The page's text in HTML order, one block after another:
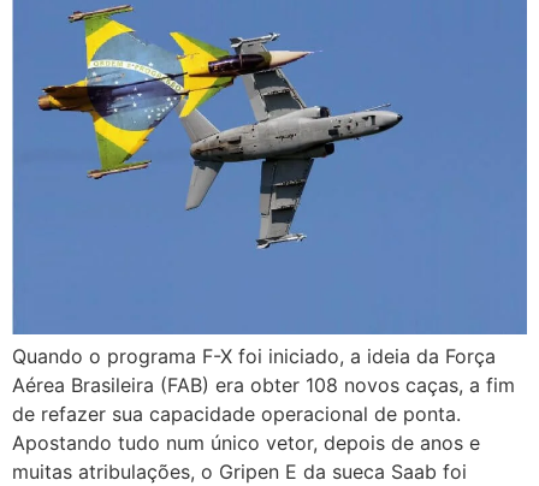
Quando o programa F-X foi iniciado, a ideia da Força
Aérea Brasileira (FAB) era obter 108 novos caças, a fim
de refazer sua capacidade operacional de ponta.
Apostando tudo num único vetor, depois de anos e
muitas atribulações, o Gripen E da sueca Saab foi